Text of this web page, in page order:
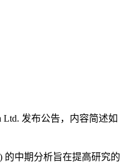
Ltd. 发布公告，内容简述如
的中期分析旨在提高研究的